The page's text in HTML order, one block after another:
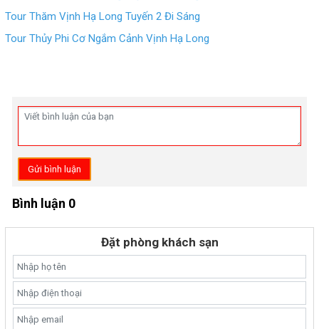
Tour Thăm Vịnh Hạ Long Tuyến 2 Đi Sáng
Tour Thủy Phi Cơ Ngắm Cảnh Vịnh Hạ Long
Gửi bình luận
Bình luận 0
Đặt phòng khách sạn